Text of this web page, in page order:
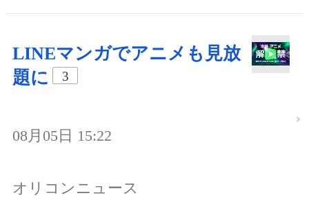
LINEマンガでアニメも見放
題に
3
08月05日 15:22
オリコンニュース